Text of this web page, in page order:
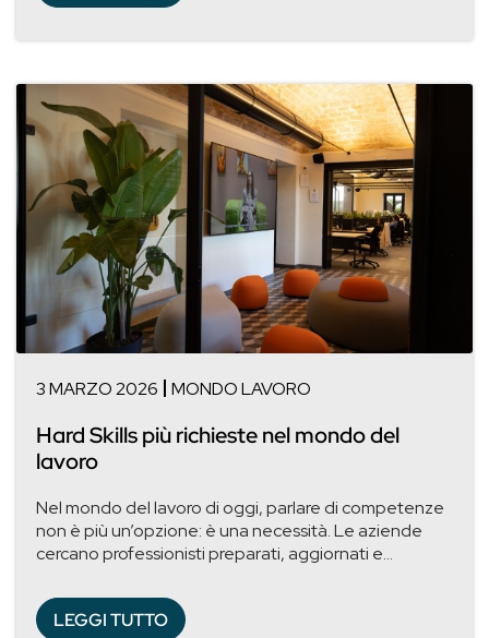
3 MARZO 2026 MONDO LAVORO
Hard Skills più richieste nel mondo del
lavoro
Nel mondo del lavoro di oggi, parlare di competenze
non è più un’opzione: è una necessità. Le aziende
cercano professionisti preparati, aggiornati e...
LEGGI TUTTO